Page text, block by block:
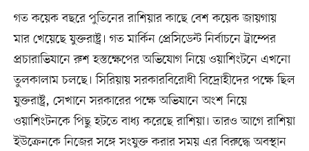
গত কয়েক বছরে পুতিনের রাশিয়ার কাছে বেশ কয়েক জায়গায়
মার খেয়েছে যুক্তরাষ্ট্র। গত মার্কিন প্রেসিডেন্ট নির্বাচনে ট্রাম্পের
প্রচারাভিযানে রুশ হস্তক্ষেপের অভিযোগ নিয়ে ওয়াশিংটনে এখনো
তুলকালাম চলছে। সিরিয়ায় সরকারবিরোধী বিদ্রোহীদের পক্ষে ছিল
যুক্তরাষ্ট্র, সেখানে সরকারের পক্ষে অভিযানে অংশ নিয়ে
ওয়াশিংটনকে পিছু হটতে বাধ্য করেছে রাশিয়া। তারও আগে রাশিয়া
ইউক্রেনকে নিজের সঙ্গে সংযুক্ত করার সময় এর বিরুদ্ধে অবস্থান